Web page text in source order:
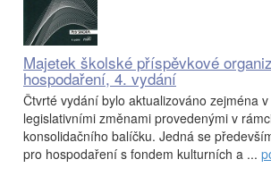
Majetek školské příspěvkové
hospodaření, 4. vydání
Čtvrté vydání bylo aktualizováno zejména
legislativními změnami provedenými v
konsolidačního balíčku. Jedná se
pro hospodaření s fondem kulturních a ...